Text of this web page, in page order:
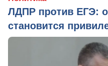
ЛДПР против ЕГЭ:
становится